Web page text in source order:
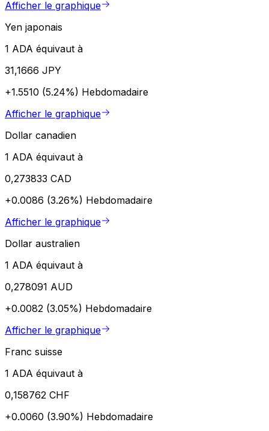
Afficher le graphique
Yen japonais
1 ADA équivaut à
31,1666 JPY
+1.5510 (5.24%) Hebdomadaire
Afficher le graphique
Dollar canadien
1 ADA équivaut à
0,273833 CAD
+0.0086 (3.26%) Hebdomadaire
Afficher le graphique
Dollar australien
1 ADA équivaut à
0,278091 AUD
+0.0082 (3.05%) Hebdomadaire
Afficher le graphique
Franc suisse
1 ADA équivaut à
0,158762 CHF
+0.0060 (3.90%) Hebdomadaire